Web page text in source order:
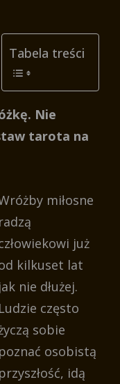
Tabela treści
Nie
tarota na
miłosne
radzą
już
kilkuset lat
jak nie dłużej.
Ludzie często
sobie
poznać osobistą
przyszłość, idą